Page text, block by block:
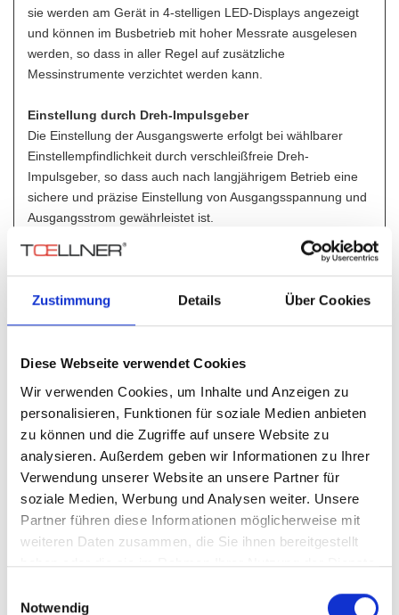
Zustimmung Details Über Cookies
Diese Webseite verwendet Cookies
Wir verwenden Cookies, um Inhalte und Anzeigen zu
personalisieren, Funktionen für soziale Medien anbieten
zu können und die Zugriffe auf unsere Website zu
analysieren. Außerdem geben wir Informationen zu Ihrer
Verwendung unserer Website an unsere Partner für
soziale Medien, Werbung und Analysen weiter. Unsere
Partner führen diese Informationen möglicherweise mit
weiteren Daten zusammen, die Sie ihnen bereitgestellt
haben oder die sie im Rahmen Ihrer Nutzung der Dienste
Notwendig
sie werden am Gerät in 4-stelligen LED-Displays angezeigt
und können im Busbetrieb mit hoher Messrate ausgelesen
werden, so dass in aller Regel auf zusätzliche
Messinstrumente verzichtet werden kann.
Einstellung durch Dreh-Impulsgeber
Die Einstellung der Ausgangswerte erfolgt bei wählbarer
Einstellempfindlichkeit durch verschleißfreie Dreh-
Impulsgeber, so dass auch nach langjährigem Betrieb eine
sichere und präzise Einstellung von Ausgangsspannung und
Ausgangsstrom gewährleistet ist.
Fernsteuerung (Option)
Sämtliche Geräte sind sowohl analog als auch über GPIB-
und RS 232-Schnittstellen mit normierten SCPI-Befehlssatz
Die System-Schnittstellen zeichnen sich dabei sowohl durch
aus. Darüber hinaus steht eine Gerätetreibersoftware unter
„LabView“ zur Verfügung.
Automatische Kalibrierung
Eine schnelle und komfortable Kalibrierung aller
Ausgangsparameter ist ohne jeglichen Trimmerabgleich oder
Eingriff in das Gerät in wenigen Minuten von außen
durchführbar.
Diese „Softwarekalibrierung“ lässt sich auf einfache Weise
Testsystems rechnergestützt durchführen.